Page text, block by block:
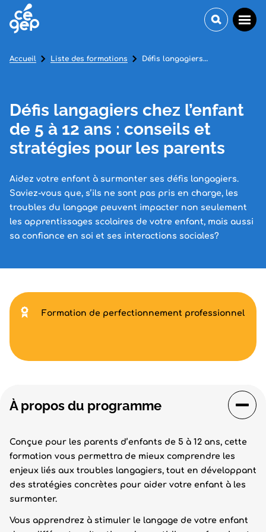
Défis langagiers chez l’enfant
de 5 à 12 ans : conseils et
stratégies pour les parents
Aidez votre enfant à surmonter ses défis langagiers.
Saviez-vous que, s’ils ne sont pas pris en charge, les
troubles du langage peuvent impacter non seulement
les apprentissages scolaires de votre enfant, mais aussi
sa confiance en soi et ses interactions sociales?
Accueil Liste des formations Défis langagiers chez l’enfant de 5 à 12 ans : conseils et stratégies pour les parents
À propos du programme
Conçue pour les parents d’enfants de 5 à 12 ans, cette
formation vous permettra de mieux comprendre les
enjeux liés aux troubles langagiers, tout en développant
des stratégies concrètes pour aider votre enfant à les
surmonter.
Vous apprendrez à stimuler le langage de votre enfant
Formation de perfectionnement professionnel